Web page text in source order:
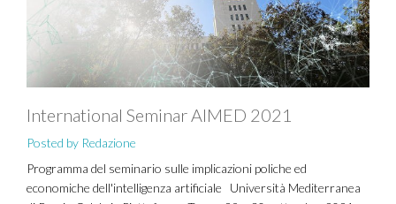
International Seminar AIMED 2021
Posted by Redazione
Programma del seminario sulle implicazioni poliche ed
economiche dell'intelligenza artificiale Università Mediterranea